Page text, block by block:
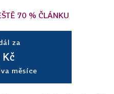
70 % ČLÁNKU
za
měsíce